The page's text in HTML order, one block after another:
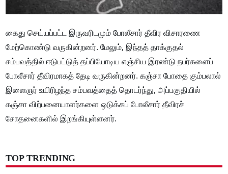
கைது செய்யப்பட்ட இருவரிடமும் போலீசார் தீவிர விசாரணை
மேற்கொண்டு வருகின்றனர். மேலும், இந்தத் தாக்குதல்
சம்பவத்தில் ஈடுபட்டுத் தப்பியோடிய எஞ்சிய இரண்டு நபர்களைப்
போலீசார் தீவிரமாகத் தேடி வருகின்றனர். கஞ்சா போதை கும்பலால்
இளைஞர் உயிரிழந்த சம்பவத்தைத் தொடர்ந்து, அப்பகுதியில்
கஞ்சா விற்பனையாளர்களை ஒடுக்கப் போலீசார் தீவிரச்
சோதனைகளில் இறங்கியுள்ளனர்.
TOP TRENDING